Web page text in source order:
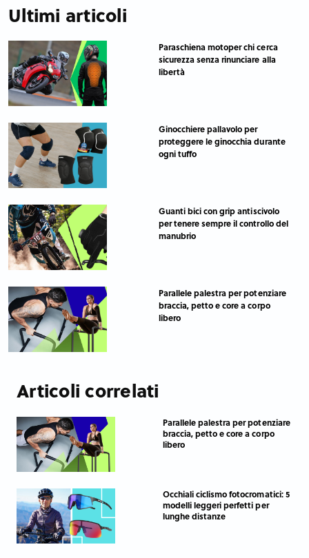
Ultimi articoli
Paraschiena motoper chi cerca
sicurezza senza rinunciare alla
libertà
Ginocchiere pallavolo per
proteggere le ginocchia durante
ogni tuffo
Guanti bici con grip antiscivolo
per tenere sempre il controllo del
manubrio
Parallele palestra per potenziare
braccia, petto e core a corpo
libero
Articoli correlati
Parallele palestra per potenziare
braccia, petto e core a corpo
libero
Occhiali ciclismo fotocromatici: 5
modelli leggeri perfetti per
lunghe distanze